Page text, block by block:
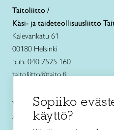
Taitoliitto /
Käsi- ja taideteollisuusliitto
Kalevankatu 61
00180 Helsinki
puh. 040 7525 160
taitoliitto@taito.fi
Käsityökurssit ja koulutus
Ajankohtaista
Sopiiko
käyttö?